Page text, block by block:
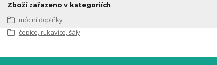
Zboží zařazeno v kategoriích
módní doplňky
čepice, rukavice, šály